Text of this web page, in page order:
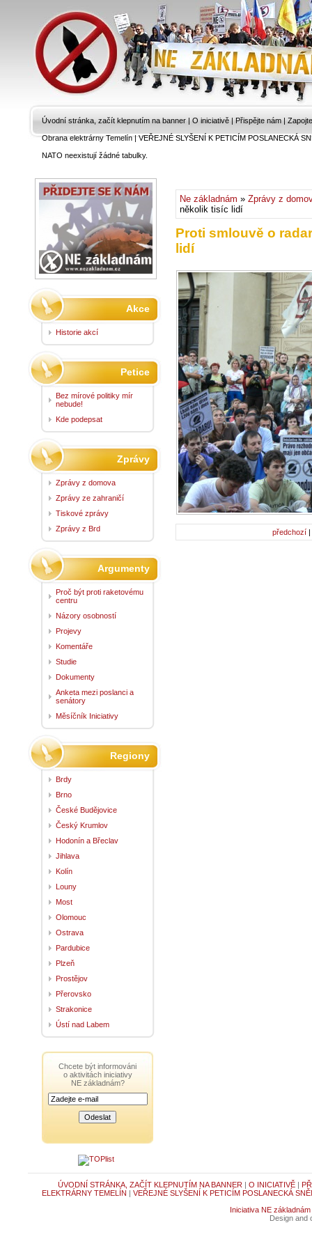
Úvodní stránka, začít klepnutím na banner | O iniciativě | Přispějte nám |
Obrana elektrárny Temelín|VEŘEJNÉ SLYŠENÍ K PETICÍM POSLANECKÁ
NATO neexistují žádné tabulky.
Ne základnám » Zprávy z
několik tisíc lidí
Proti smlouvě o
lidí
předchozí |
Akce
Historie akcí
Petice
Bez mírové politiky mír
nebude!
Kde podepsat
Zprávy
Zprávy z domova
Zprávy ze zahraničí
Tiskové zprávy
Zprávy z Brd
Argumenty
Proč být proti raketovému
centru
Názory osobností
Projevy
Komentáře
Studie
Dokumenty
Anketa mezi poslanci a
senátory
Měsíčník Iniciativy
Regiony
Brdy
Brno
České Budějovice
Český Krumlov
Hodonín a Břeclav
Jihlava
Kolín
Louny
Most
Olomouc
Ostrava
Pardubice
Plzeň
Prostějov
Přerovsko
Strakonice
Ústí nad Labem
Chcete být informováni
o aktivitách iniciativy
NE základnám?
ÚVODNÍ STRÁNKA, ZAČÍT KLEPNUTÍM NA BANNER | O INICIATIVĚ|
ELEKTRÁRNY TEMELÍN | VEŘEJNÉ SLYŠENÍ K PETICÍM POSLANECKÁ
Iniciativa NE základnám
Design and